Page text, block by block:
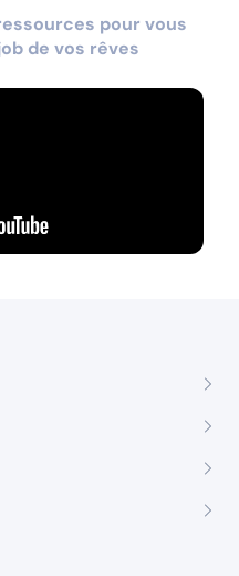
pour vous
de vos rêves